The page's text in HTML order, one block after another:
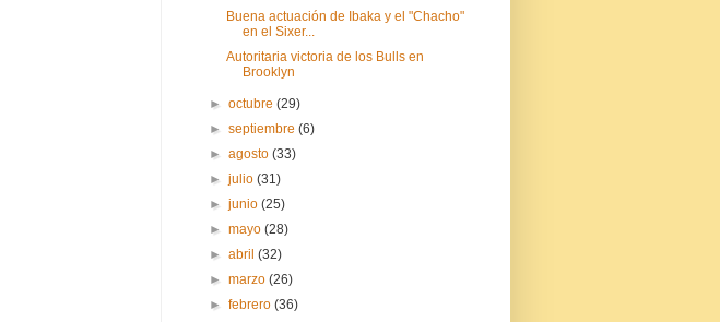
Buena actuación de Ibaka y el "Chacho"
en el Sixer...
Autoritaria victoria de los Bulls en
Brooklyn
►octubre(29)
►septiembre(6)
►agosto(33)
►julio(31)
►junio(25)
►mayo(28)
►abril(32)
►marzo(26)
►febrero(36)